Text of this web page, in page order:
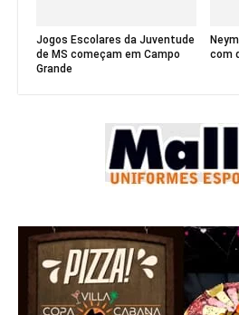
Jogos Escolares da Juventude
de MS começam em Campo
Grande
com